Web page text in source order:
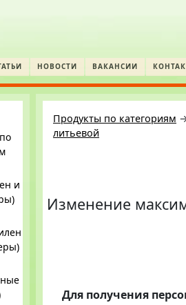
НОВОСТИ ВАКАНСИИ
и
Продукты по категориям
литьевой
Изменение
Для получения